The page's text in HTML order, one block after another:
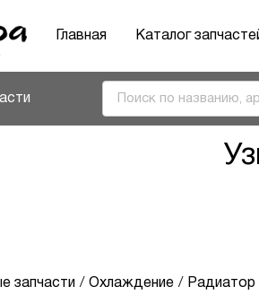
Главная Каталог
запчасти Охлаждение Радиатор